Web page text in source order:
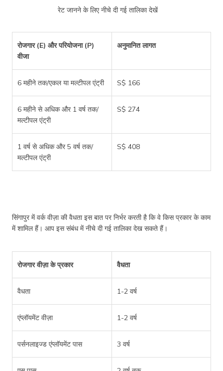
रेट जानने के लिए नीचे दी गई तालिका देखें
रोजगार (E) और परियोजना (P)
वीजा
अनुमानित लागत
6 महीने तक/एकल या मल्टीपल एंट्री S$ 166
6 महीने से अधिक और 1 वर्ष तक/
मल्टीपल एंट्री
S$ 274
1 वर्ष से अधिक और 5 वर्ष तक/
मल्टीपल एंट्री
S$ 408
सिंगापुर में वर्क वीज़ा की वैधता इस बात पर निर्भर करती है कि वे किस प्रकार के काम
में शामिल हैं। आप इस संबंध में नीचे दी गई तालिका देख सकते हैं।
रोजगार वीज़ा के प्रकार वैधता
वैधता 1-2 वर्ष
एंप्लॉयमेंट वीज़ा 1-2 वर्ष
पर्सनलाइज्ड एंप्लॉयमेंट पास 3 वर्ष